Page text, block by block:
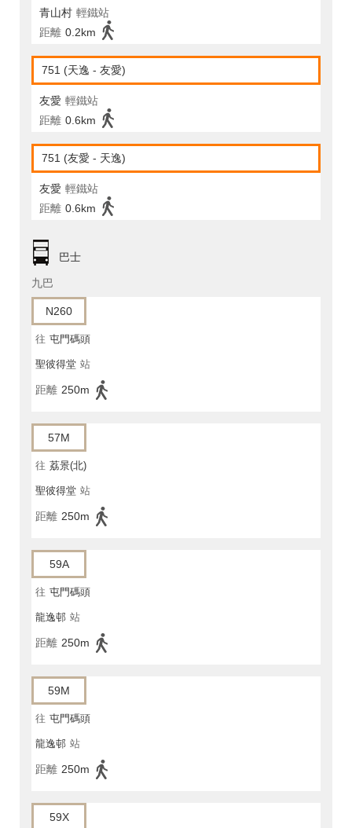
青山村 輕鐵站
距離 0.2km
751 (天逸 - 友愛)
友愛 輕鐵站
距離 0.6km
751 (友愛 - 天逸)
友愛 輕鐵站
距離 0.6km
巴士
九巴
N260
往 屯門碼頭
聖彼得堂 站
距離 250m
57M
往 荔景(北)
聖彼得堂 站
距離 250m
59A
往 屯門碼頭
龍逸邨 站
距離 250m
59M
往 屯門碼頭
龍逸邨 站
距離 250m
59X